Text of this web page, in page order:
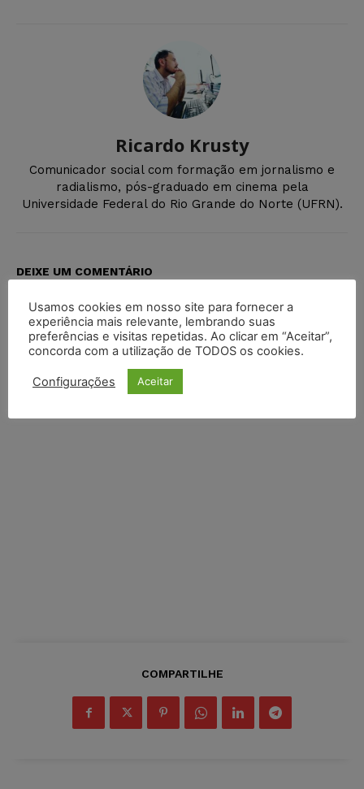
Ricardo Krusty
Comunicador social com formação em jornalismo e
radialismo, pós-graduado em cinema pela
Universidade Federal do Rio Grande do Norte (UFRN).
DEIXE UM COMENTÁRIO
Default Comments (0) Facebook Comments Disqus Comments
COMPARTILHE
Usamos cookies em nosso site para fornecer a
experiência mais relevante, lembrando suas
preferências e visitas repetidas. Ao clicar em “Aceitar”,
concorda com a utilização de TODOS os cookies.
Configurações Aceitar